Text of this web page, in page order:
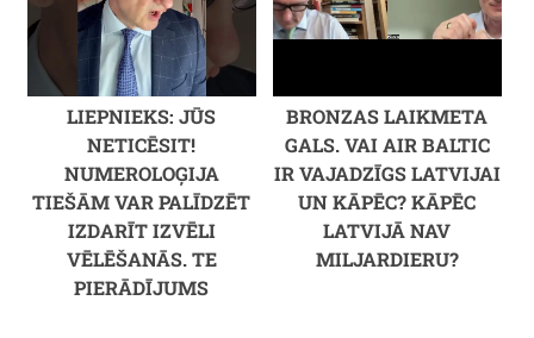
LIEPNIEKS: JŪS
NETICĒSIT!
NUMEROLOĢIJA
TIEŠĀM VAR PALĪDZĒT
IZDARĪT IZVĒLI
VĒLĒŠANĀS. TE
PIERĀDĪJUMS
BRONZAS LAIKMETA
GALS. VAI AIR BALTIC
IR VAJADZĪGS LATVIJAI
UN KĀPĒC? KĀPĒC
LATVIJĀ NAV
MILJARDIERU?